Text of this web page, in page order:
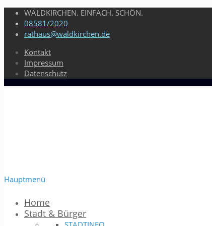
WALDKIRCHEN. EINFACH. SCHÖN.
08581/2020
rathaus@waldkirchen.de
Kontakt
Impressum
Datenschutz
Hauptmenü
Home
Stadt & Bürger